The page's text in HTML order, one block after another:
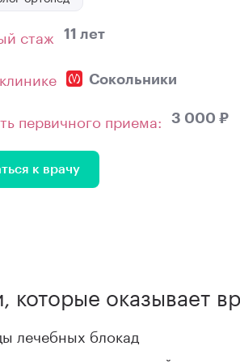
стаж 11 лет
Сокольники
первичного приема: 3 000 ₽
к врачу
которые оказывает
лечебных блокад